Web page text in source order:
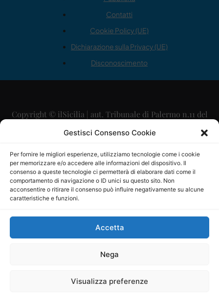
Gestisci Consenso Cookie
Per fornire le migliori esperienze, utilizziamo tecnologie come i cookie
per memorizzare e/o accedere alle informazioni del dispositivo. Il
consenso a queste tecnologie ci permetterà di elaborare dati come il
comportamento di navigazione o ID unici su questo sito. Non
acconsentire o ritirare il consenso può influire negativamente su alcune
caratteristiche e funzioni.
Accetta
Nega
Visualizza preferenze
Contatti
Cookie Policy (UE)
Dichiarazione sulla Privacy (UE)
Disconoscimento
Copyright © ilSicilia | aut. Tribunale di Palermo n.11 del
29/09/2015
Direttore Editoriale: Maurizio Scaglione
Direttore Responsabile: Maria Calabrese
P.IVA: 06334930820
Mercurio Comunicazione Società Cooperativa a r.l. è
iscritta al Registro degli Operatori di Comunicazione al
Sito gestito daLa Digitale srl–info@ladigitale.it